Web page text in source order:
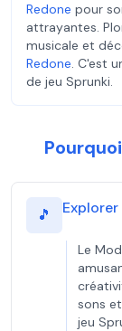
Redone pour
attrayantes.
musicale et
Redone. C'est
de jeu Sprunki.
🎵
Le
sons
jeu